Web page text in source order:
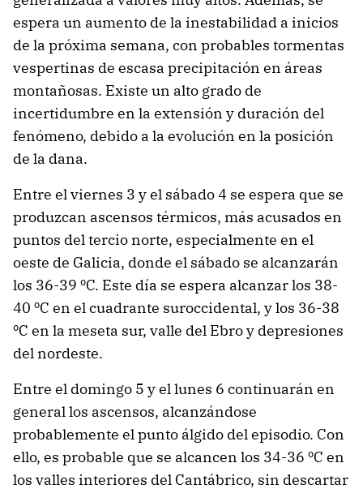
espera un aumento de la inestabilidad a inicios
de la próxima semana, con probables tormentas
vespertinas de escasa precipitación en áreas
montañosas. Existe un alto grado de
incertidumbre en la extensión y duración del
fenómeno, debido a la evolución en la posición
de la dana.
Entre el viernes 3 y el sábado 4 se espera que se
produzcan ascensos térmicos, más acusados en
puntos del tercio norte, especialmente en el
oeste de Galicia, donde el sábado se alcanzarán
los 36-39 ºC. Este día se espera alcanzar los 38-
40 ºC en el cuadrante suroccidental, y los 36-38
ºC en la meseta sur, valle del Ebro y depresiones
del nordeste.
Entre el domingo 5 y el lunes 6 continuarán en
general los ascensos, alcanzándose
probablemente el punto álgido del episodio. Con
ello, es probable que se alcancen los 34-36 ºC en
los valles interiores del Cantábrico, sin descartar